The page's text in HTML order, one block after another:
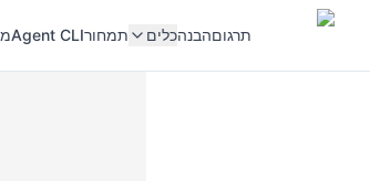
תרגוםהבנהכלים תמחורAgent CLI